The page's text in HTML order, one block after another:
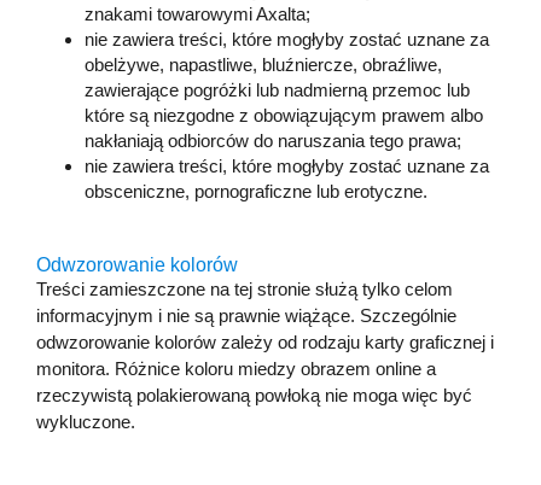
znakami towarowymi Axalta;
nie zawiera treści, które mogłyby zostać uznane za
obelżywe, napastliwe, bluźniercze, obraźliwe,
zawierające pogróżki lub nadmierną przemoc lub
które są niezgodne z obowiązującym prawem albo
nakłaniają odbiorców do naruszania tego prawa;
nie zawiera treści, które mogłyby zostać uznane za
obsceniczne, pornograficzne lub erotyczne.
Odwzorowanie kolorów
Treści zamieszczone na tej stronie służą tylko celom
informacyjnym i nie są prawnie wiążące. Szczególnie
odwzorowanie kolorów zależy od rodzaju karty graficznej i
monitora. Różnice koloru miedzy obrazem online a
rzeczywistą polakierowaną powłoką nie moga więc być
wykluczone.